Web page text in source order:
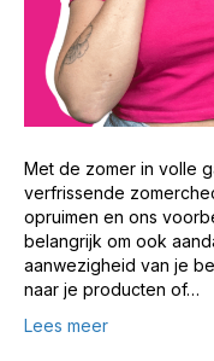
Met de zomer in volle
verfrissende
opruimen en ons
belangrijk om ook
aanwezigheid van je
naar je producten of…
Lees meer